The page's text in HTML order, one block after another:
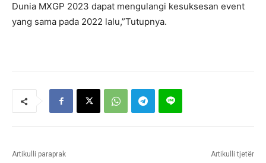
Dunia MXGP 2023 dapat mengulangi kesuksesan event
yang sama pada 2022 lalu,”Tutupnya.
Artikulli paraprak Artikulli tjetër